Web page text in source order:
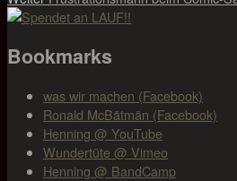
Beitrag:
Bookmarks
was wir machen (Facebook)
Ronald McBätmän (Facebook)
Henning @ YouTube
Wundertüte @ Vimeo
Henning @ BandCamp